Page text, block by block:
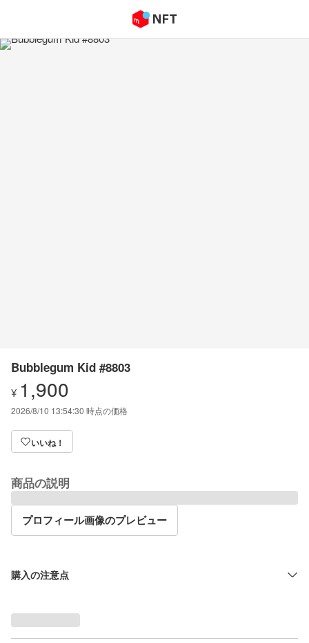
Bubblegum Kid #8803
¥ 1,900
2026/8/10 13:54:30 時点の価格
いいね！
商品の説明
プロフィール画像のプレビュー
購入の注意点